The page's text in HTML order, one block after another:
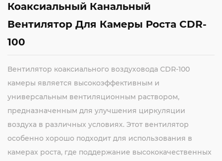
Коаксиальный Канальный
Вентилятор Для Камеры Роста CDR-
100
Вентилятор коаксиального воздуховода CDR-100
камеры является высокоэффективным и
универсальным вентиляционным раствором,
предназначенным для улучшения циркуляции
воздуха в различных условиях. Этот вентилятор
особенно хорошо подходит для использования в
камерах роста, где поддержание высококачественных